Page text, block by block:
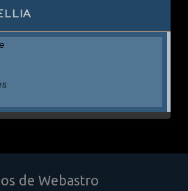
de Webastro